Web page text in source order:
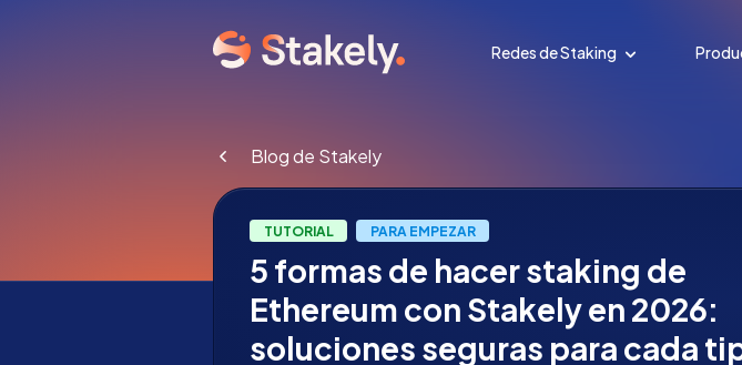
Redes de Staking
Blog de Stakely
TUTORIAL PARA EMPEZAR
5 formas de hacer staking de
Ethereum con Stakely en 2026:
soluciones seguras para cada